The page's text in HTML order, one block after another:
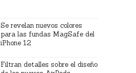
Se revelan nuevos colores
para las fundas MagSafe del
iPhone 12
Filtran detalles sobre el diseño